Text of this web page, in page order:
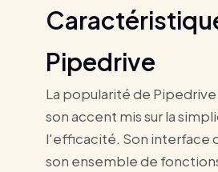
Pipedrive
La popularité de
son accent mis sur la
l'efficacité. Son interface
son ensemble de